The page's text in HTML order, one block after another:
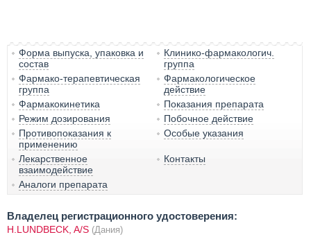
Форма выпуска, упаковка и
состав
Клинико-фармакологич.
группа
Фармако-терапевтическая
группа
Фармакологическое
действие
Фармакокинетика
Показания препарата
Режим дозирования
Побочное действие
Противопоказания к
применению
Особые указания
Лекарственное
взаимодействие
Контакты
Аналоги препарата
Владелец регистрационного удостоверения:
H.LUNDBECK, A/S (Дания)